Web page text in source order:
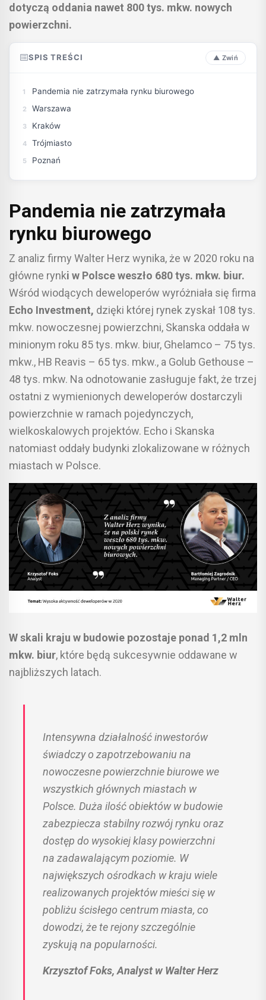
dotyczą oddania nawet 800 tys. mkw. nowych
powierzchni.
SPIS TREŚCI
Pandemia nie zatrzymała rynku biurowego
Warszawa
Kraków
Trójmiasto
Poznań
Pandemia nie zatrzymała
rynku biurowego
Z analiz firmy Walter Herz wynika, że w 2020 roku na
główne rynki w Polsce weszło 680 tys. mkw. biur.
Wśród wiodących deweloperów wyróżniała się firma
Echo Investment, dzięki której rynek zyskał 108 tys.
mkw. nowoczesnej powierzchni, Skanska oddała w
minionym roku 85 tys. mkw. biur, Ghelamco – 75 tys.
mkw., HB Reavis – 65 tys. mkw., a Golub Gethouse –
48 tys. mkw. Na odnotowanie zasługuje fakt, że trzej
ostatni z wymienionych deweloperów dostarczyli
powierzchnie w ramach pojedynczych,
wielkoskalowych projektów. Echo i Skanska
natomiast oddały budynki zlokalizowane w różnych
miastach w Polsce.
W skali kraju w budowie pozostaje ponad 1,2 mln
mkw. biur, które będą sukcesywnie oddawane w
najbliższych latach.
Intensywna działalność inwestorów
świadczy o zapotrzebowaniu na
nowoczesne powierzchnie biurowe we
wszystkich głównych miastach w
Polsce. Duża ilość obiektów w budowie
zabezpiecza stabilny rozwój rynku oraz
dostęp do wysokiej klasy powierzchni
na zadawalającym poziomie. W
największych ośrodkach w kraju wiele
realizowanych projektów mieści się w
pobliżu ścisłego centrum miasta, co
dowodzi, że te rejony szczególnie
zyskują na popularności.
Krzysztof Foks, Analyst w Walter Herz